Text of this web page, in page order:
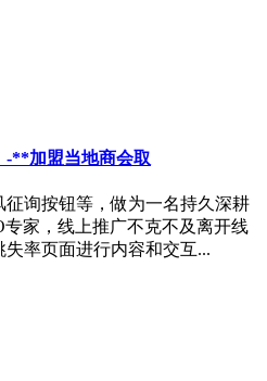
-**加盟当地商会取
询按钮等，做为一名持久深耕
专家，线上推广不克不及离开线
率页面进行内容和交互...